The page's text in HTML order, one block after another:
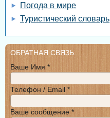
Погода в мире
Туристический словарь
ОБРАТНАЯ СВЯЗЬ
Ваше Имя *
Телефон / Email *
Ваше сообщение *